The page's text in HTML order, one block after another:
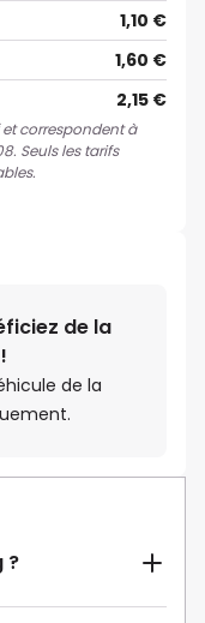
1,10 €
1,60 €
2,15 €
correspondent à
Seuls les tarifs
de la
de la
?